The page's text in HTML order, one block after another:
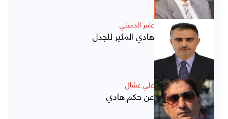
عامر الدميني
هادي المثير للجدل
علي عشال
عن حكم هادي